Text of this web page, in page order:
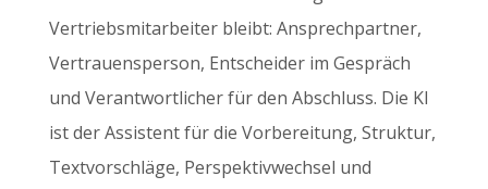
Vertriebsmitarbeiter bleibt: Ansprechpartner,
Vertrauensperson, Entscheider im Gespräch
und Verantwortlicher für den Abschluss. Die KI
ist der Assistent für die Vorbereitung, Struktur,
Textvorschläge, Perspektivwechsel und